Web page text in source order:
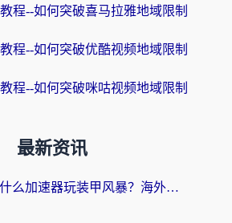
程--如何突破喜马拉雅地域限制
程--如何突破优酷视频地域限制
程--如何突破咪咕视频地域限制
最新资讯
在美国用什么加速器玩装甲风暴？海外玩家亲测有效的国服游戏加速指南